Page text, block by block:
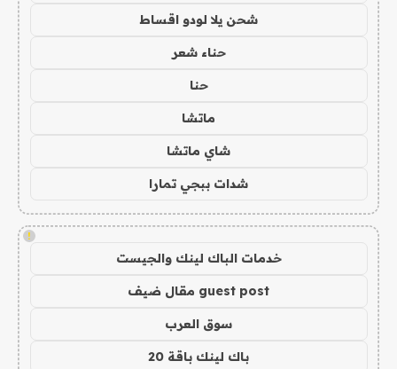
شحن يلا لودو اقساط
حناء شعر
حنا
ماتشا
شاي ماتشا
شدات ببجي تمارا
!
خدمات الباك لينك والجيست
guest post مقال ضيف
سوق العرب
باك لينك باقة 20